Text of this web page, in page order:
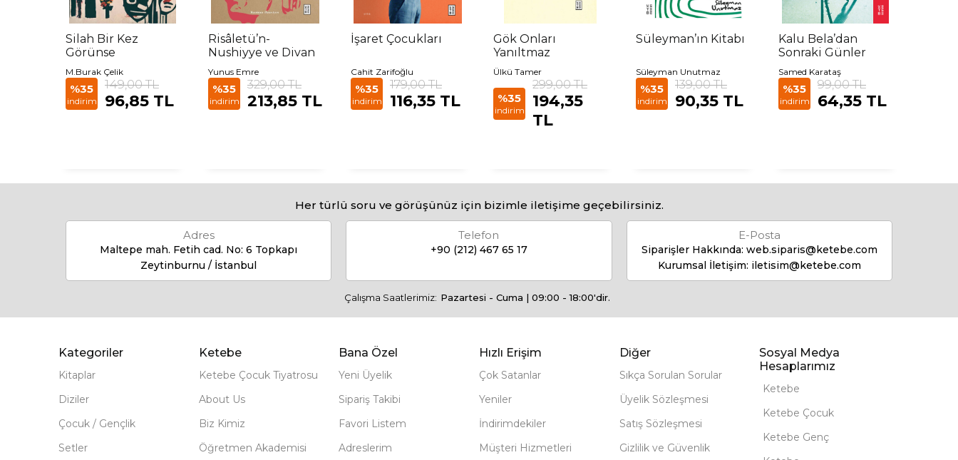
Silah Bir Kez
Görünse
M.Burak Çelik
%35
indirim
149,00 TL
96,85 TL
Risâletü’n-
Nushiyye ve Divan
Yunus Emre
%35
indirim
329,00 TL
213,85 TL
İşaret Çocukları
Cahit Zarifoğlu
%35
indirim
179,00 TL
116,35 TL
Gök Onları
Yanıltmaz
Ülkü Tamer
%35
indirim
299,00 TL
194,35
TL
Süleyman’ın Kitabı
Süleyman Unutmaz
%35
indirim
139,00 TL
90,35 TL
Kalu Bela’dan
Sonraki Günler
Samed Karataş
%35
indirim
99,00 TL
64,35 TL
Her türlü soru ve görüşünüz için bizimle iletişime geçebilirsiniz.
Adres
Maltepe mah. Fetih cad. No: 6 Topkapı
Zeytinburnu / İstanbul
Telefon
+90 (212) 467 65 17
E-Posta
Siparişler Hakkında: web.siparis@ketebe.com
Kurumsal İletişim: iletisim@ketebe.com
Çalışma Saatlerimiz: Pazartesi - Cuma | 09:00 - 18:00'dir.
Kategoriler
Kitaplar
Diziler
Çocuk / Gençlik
Setler
Ketebe
Ketebe Çocuk Tiyatrosu
About Us
Biz Kimiz
Öğretmen Akademisi
Bana Özel
Yeni Üyelik
Sipariş Takibi
Favori Listem
Adreslerim
Hızlı Erişim
Çok Satanlar
Yeniler
İndirimdekiler
Müşteri Hizmetleri
Diğer
Sıkça Sorulan Sorular
Üyelik Sözleşmesi
Satış Sözleşmesi
Gizlilik ve Güvenlik
Sosyal Medya
Hesaplarımız
Ketebe
Ketebe Çocuk
Ketebe Genç